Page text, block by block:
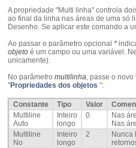
A propriedade "Multi linha" controla
ao final da linha nas áreas de uma só
Desenho. Se aplicar este comando a
Ao passar o parâmetro opcional *
objeto é um campo ou uma variável.
unicamente).
No parâmetro multilinha, passe o
"Propriedades dos objetos ":
Constante Tipo Valor
Multiline
Auto
Inteiro
longo
0
Nas
Nas
Multiline
No
Inteiro
longo
2
Nunca